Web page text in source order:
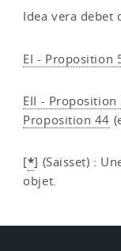
Idea vera debet
EI - Proposition
EII - Proposition
Proposition 44
[*] (Saisset) :
objet.